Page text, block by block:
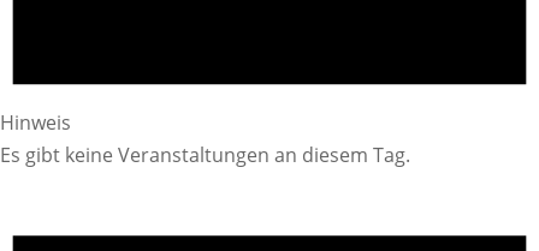
Hinweis
Es gibt keine Veranstaltungen an diesem Tag.